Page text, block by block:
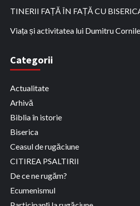
TINERII FAȚĂ ÎN FAȚĂ CU
Viața și activitatea lui Dumitru
Categorii
Actualitate
Arhivă
Biblia în istorie
Biserica
Ceasul de rugăciune
CITIREA PSALTIRII
De ce ne rugăm?
Ecumenismul